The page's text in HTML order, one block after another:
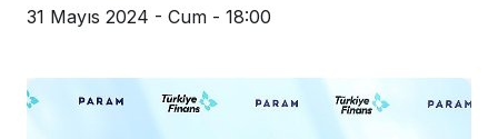
31 Mayıs 2024 - Cum - 18:00